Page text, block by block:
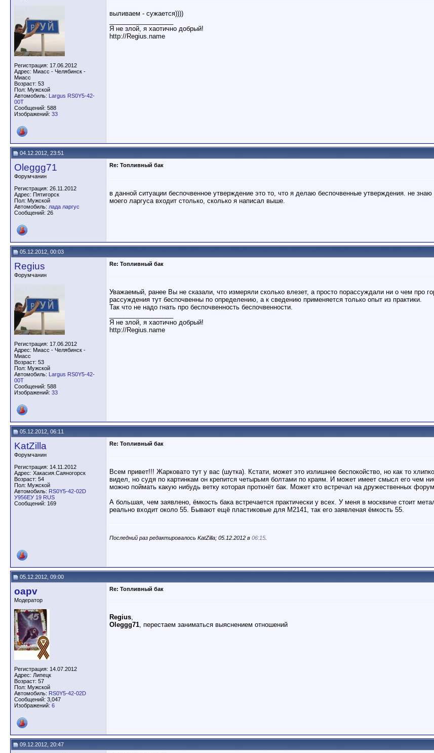
Регистрация: 17.06.2012
Адрес: Миасс - Челябинск -
Миасс
Возраст: 53
Пол: Мужской
Автомобиль: Largus RS0Y5-42-
00T
Сообщений: 588
Изображений: 33
выливаем - сужается))))
Я не злой, я хаотично добрый!
http://Regius.name
04.12.2012, 23:51
Oleggg71
Форумчанин
Регистрация: 26.11.2012
Адрес: Пятигорск
Пол: Мужской
Автомобиль: лада ларгус
Сообщений: 26
Re: Топливный бак
в данной ситуации беспочвенное утверждение это то, что я делаю беспочвенные утверждения. не
моего ларгуса входит столько, сколько я написал выше.
05.12.2012, 00:03
Regius
Форумчанин
Регистрация: 17.06.2012
Адрес: Миасс - Челябинск -
Миасс
Возраст: 53
Пол: Мужской
Автомобиль: Largus RS0Y5-42-
00T
Сообщений: 588
Изображений: 33
Re: Топливный бак
Уважаемый, ранее Вы не сказали, что измеряли сколько влезет, а просто порассуждали ни о чем про
рассуждения тут беспочвенны по определению, а к сведению применяется только опыт из практики.
Так что не надо гнать про беспочвенность беспочвенности.
Я не злой, я хаотично добрый!
http://Regius.name
05.12.2012, 06:11
KatZilla
Форумчанин
Регистрация: 14.11.2012
Адрес: Хакасия.Саяногорск
Возраст: 54
Пол: Мужской
Автомобиль: RS0Y5-42-02D
У956ЕУ 19 RUS
Сообщений: 169
Re: Топливный бак
Всем привет!!! Жарковато тут у вас (шутка). Кстати, может это излишнее беспокойство, но как то
видел, но судя по картинкам он крепится четырьмя болтами по краям. И может имеет смысл его чем
можно поймать какую нибудь ветку которая проткнёт бак. Может кто встречал на дружественных
А большая, чем заявлено, ёмкость бака встречается практически у всех. У меня в москвиче стоит
реально входит около 55. Бывают ещё пластиковые для М2141, так его заявленая ёмкость 55.
Последний раз редактировалось KatZilla; 05.12.2012 в 06:15
05.12.2012, 09:00
oapv
Модератор
Регистрация: 14.07.2012
Адрес: Липецк
Возраст: 57
Пол: Мужской
Автомобиль: RS0Y5-42-02D
Сообщений: 3,047
Изображений: 6
Re: Топливный бак
Regius,
Oleggg71, перестаем заниматься выяснением отношений
09.12.2012, 20:47